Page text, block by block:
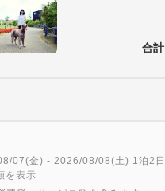
合計
07(金) - 2026/08/08(土) 1泊2日
を表示